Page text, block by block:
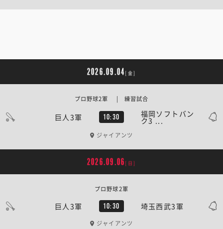
2026.09.04 [金]
巨人3軍 10:30 福岡ソフトバン
ク3 ...
プロ野球2軍 | 練習試合
ジャイアンツ
2026.09.06 [日]
巨人3軍 10:30 埼玉西武3軍
プロ野球2軍
ジャイアンツ